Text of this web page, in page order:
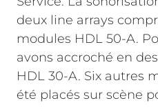
deux line arrays
modules HDL 50-A.
avons accroché en
HDL 30-A. Six autres
été placés sur scène